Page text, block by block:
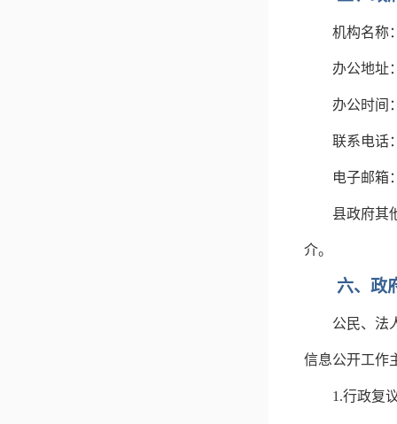
机构名称
办公地址
办公时间
联系电话
电子邮箱
县政府其
介。
六、政
公民、法
信息公开工作
1.行政复